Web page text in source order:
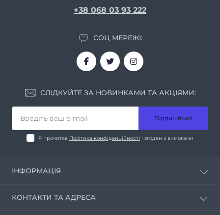
+38 068 03 93 222
СОЦ МЕРЕЖІ:
СЛІДКУЙТЕ ЗА НОВИНКАМИ ТА АКЦІЯМИ:
Підпишіться
Я прочитав Політика конфіденційності і згоден з вимогами
ІНФОРМАЦІЯ
Умови співпраці
КОНТАКТИ ТА АДРЕСА